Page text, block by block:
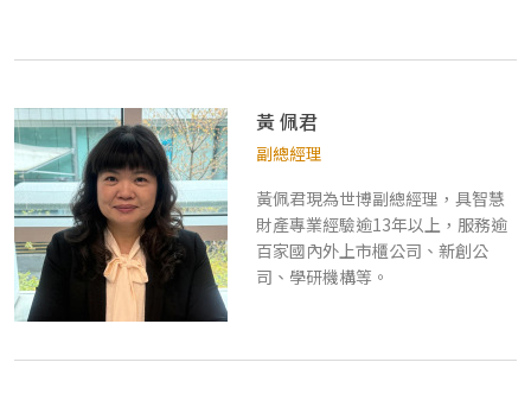
黃 佩君
副總經理
黃佩君現為世博副總經理，具智慧
財產專業經驗逾13年以上，服務逾
百家國內外上市櫃公司、新創公
司、學研機構等。